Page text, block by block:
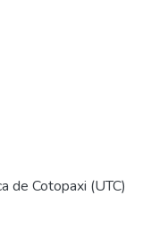
de Cotopaxi (UTC)